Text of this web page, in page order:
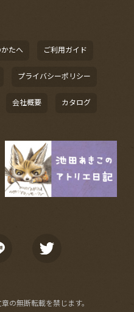
たへ ご利用ガイド
プライバシーポリシー
会社概要 カタログ
の無断転載を禁じます。